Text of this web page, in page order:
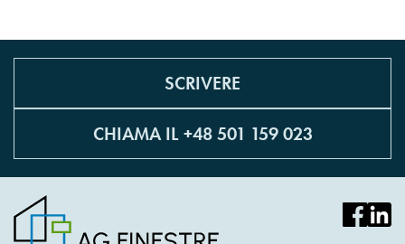
SCRIVERE
CHIAMA IL +48 501 159 023